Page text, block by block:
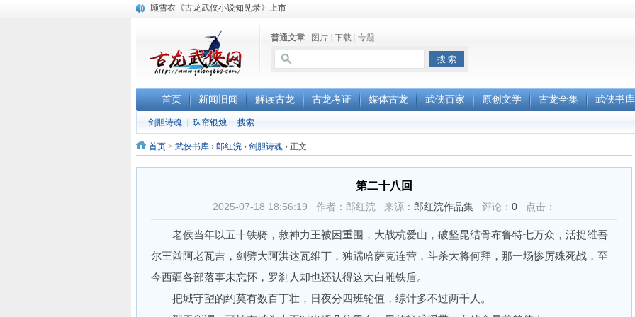
顾雪衣《古龙武侠小说知见录》上市
《古龙小说原貌探究》修订版已上市普通文章 图片 下载 专题
首页 新闻旧闻 解读古龙 古龙考证 媒体古龙 武侠百家 原创文学 古龙全集 武侠书库
剑胆诗魂 珠帘银烛 搜索
首页 > 武侠书库 › 郎红浣 › 剑胆诗魂 › 正文
第二十八回
2025-07-18 18:56:19 作者：郎红浣 来源： 郎红浣作品集 评论： 0 点击：
老侯当年以五十铁骑，救神力王被困重围，大战杭爱山，破坚昆结骨布鲁特七万众，活捉维吾
尔王酋阿老瓦吉，剑劈大阿洪达瓦维丁，独踹哈萨克连营，斗杀大将何拜，那一场惨厉殊死战，至
今西疆各部落事未忘怀，罗刹人却也还认得这大白雕铁盾。
把城守望的约莫有数百丁壮，日夜分四班轮值，综计多不过两千人。